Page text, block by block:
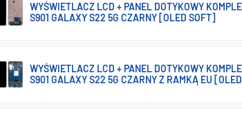
WYŚWIETLACZ LCD + PANEL DOTYKOWY
S901 GALAXY S22 5G CZARNY [OLED SOFT]
WYŚWIETLACZ LCD + PANEL DOTYKOWY
S901 GALAXY S22 5G CZARNY Z RAMKĄ EU